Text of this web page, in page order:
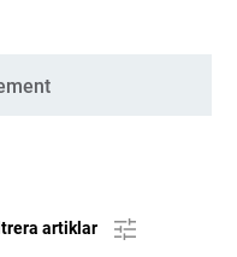
artiklar